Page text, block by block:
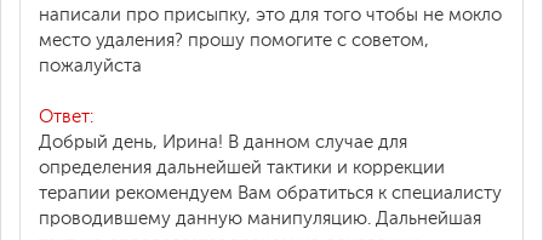
написали про присыпку, это для того чтобы не мокло
место удаления? прошу помогите с советом,
пожалуйста
Ответ:
Добрый день, Ирина! В данном случае для
определения дальнейшей тактики и коррекции
терапии рекомендуем Вам обратиться к специалисту
проводившему данную манипуляцию. Дальнейшая